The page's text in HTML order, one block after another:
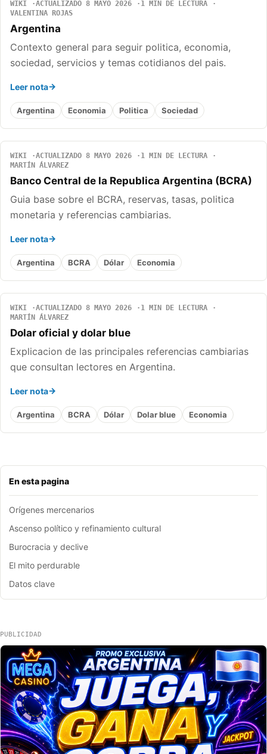
En esta pagina
Orígenes mercenarios
Ascenso político y refinamiento cultural
Burocracia y declive
El mito perdurable
Datos clave
WIKI ACTUALIZADO 8 MAYO 2026
1 MIN DE LECTURA
VALENTINA ROJAS
Argentina
Contexto general para seguir politica, economia,
sociedad, servicios y temas cotidianos del pais.
Leer nota
Argentina Economia Politica Sociedad
WIKI ACTUALIZADO 8 MAYO 2026
1 MIN DE LECTURA
MARTÍN ÁLVAREZ
Banco Central de la Republica Argentina (BCRA)
Guia base sobre el BCRA, reservas, tasas, politica
monetaria y referencias cambiarias.
Leer nota
Argentina BCRA Dólar Economia
WIKI ACTUALIZADO 8 MAYO 2026
1 MIN DE LECTURA
MARTÍN ÁLVAREZ
Dolar oficial y dolar blue
Explicacion de las principales referencias cambiarias
que consultan lectores en Argentina.
Leer nota
Argentina BCRA Dólar Dolar blue Economia
PUBLICIDAD